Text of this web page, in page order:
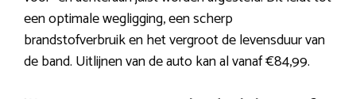
een optimale wegligging, een scherp
brandstofverbruik en het vergroot de levensduur van
de band. Uitlijnen van de auto kan al vanaf €84,99.